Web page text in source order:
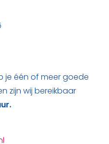
je één of meer goede
zijn wij bereikbaar